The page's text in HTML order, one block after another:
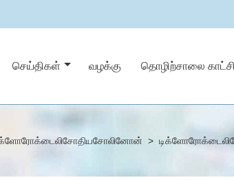
செய்திகள் வழக்கு தொழிற்சாலை காட்சி
>